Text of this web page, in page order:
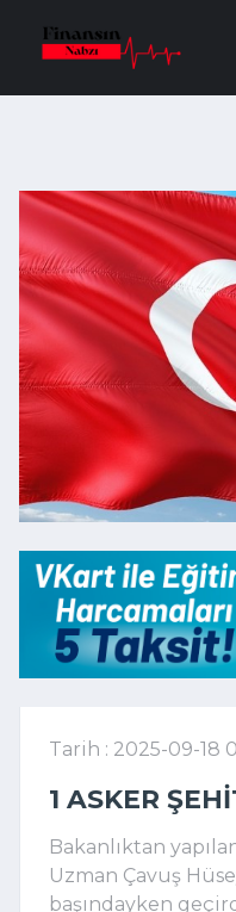
Tarih : 2025-09-18
1 ASKER
Bakanlıktan
Uzman Çavuş
başındayken